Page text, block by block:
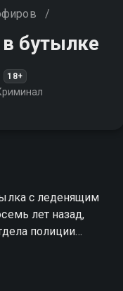
/
бутылке
18+
с леденящим
лет назад,
полиции
комиссар